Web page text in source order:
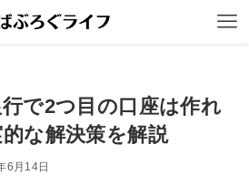
で2つ目の口座は作れ
な解決策を解説
6月14日